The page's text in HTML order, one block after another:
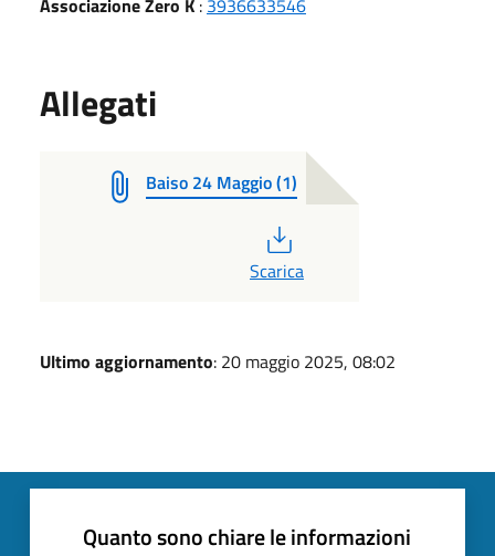
Allegati
Baiso 24 Maggio (1)
Scarica
Ultimo aggiornamento: 20 maggio 2025, 08:02
Quanto sono chiare le informazioni